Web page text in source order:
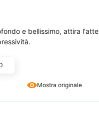
Mostra originale
e bellissimo, attira